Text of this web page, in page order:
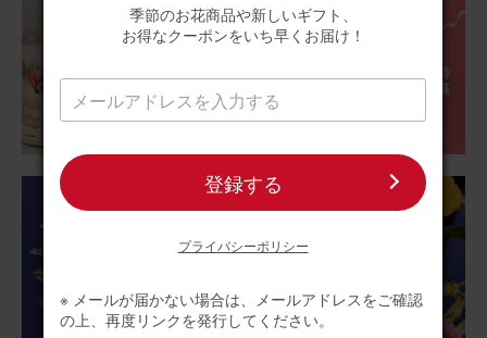
2026/06/18
ブルーミーユーザーさん 60代
明るくなりました
た。父は明るい人だったので仏花と言えども白い花ばかり
ではなく明るい感じにしたくて購入しました。 心なしか父
も喜んでいるような気がします。
仏花アレンジメント (ひまわり) Sサイズ
季節のお花商品や新しいギフト、
お得なクーポンをいち早くお届け！
登録する
プライバシーポリシー
※ メールが届かない場合は、メールアドレスをご確認
の上、再度リンクを発行してください。